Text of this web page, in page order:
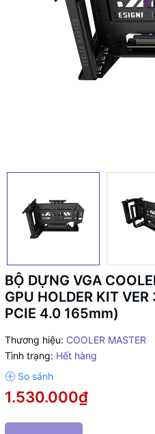
BỘ DỰNG VGA
GPU HOLDER KIT
PCIE 4.0 165mm)
Thương hiệu: COOLER MASTER
Tình trạng: Hết hàng
1.530.000₫